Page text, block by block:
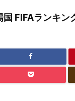
FIFAランキン